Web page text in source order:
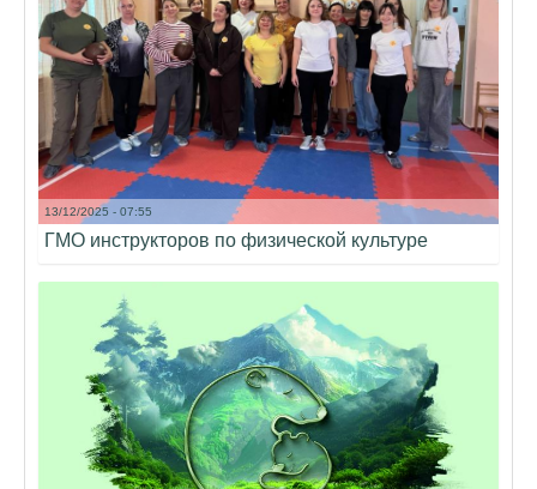
13/12/2025 - 07:55
ГМО инструкторов по физической культуре